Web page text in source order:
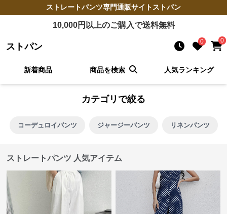
ストレートパンツ専門通販サイト ストパン
10,000円以上のご購入で送料無料
ストパン 0 0
新着商品 商品を検索 人気ランキング
カテゴリで絞る
コーデュロイパンツ ジャージーパンツ リネンパンツ
ストレートパンツ 人気アイテム